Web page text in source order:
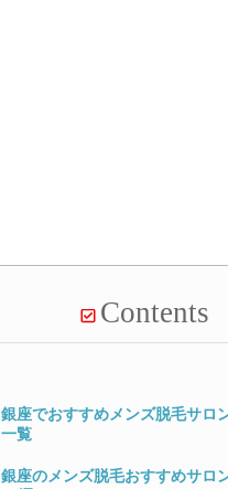
Contents
銀座でおすすめメンズ脱毛サロ
一覧
銀座のメンズ脱毛おすすめサロ